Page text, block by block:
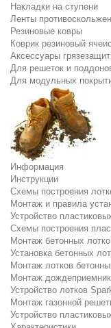
Накладки на ступени
Ленты
Резиновые ковры
Коврик резиновый
Аксессуары
Для решеток и
Для модульных
Информация
Инструкции
Схемы построения
Монтаж и правила
Устройство
Схемы построения
Монтаж бетонных
Установка бетонных
Монтаж лотков
Монтаж
Устройство лотков
Монтаж газонной
Устройство